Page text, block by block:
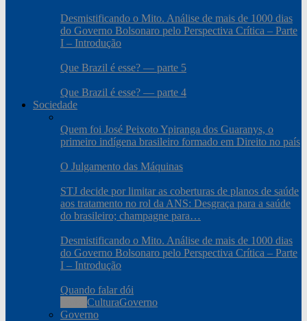
Desmistificando o Mito. Análise de mais de 1000 dias
do Governo Bolsonaro pelo Perspectiva Crítica – Parte
I – Introdução
Que Brazil é esse? — parte 5
Que Brazil é esse? — parte 4
Sociedade
Quem foi José Peixoto Ypiranga dos Guaranys, o
primeiro indígena brasileiro formado em Direito no país
O Julgamento das Máquinas
STJ decide por limitar as coberturas de planos de saúde
aos tratamento no rol da ANS: Desgraça para a saúde
do brasileiro; champagne para…
Desmistificando o Mito. Análise de mais de 1000 dias
do Governo Bolsonaro pelo Perspectiva Crítica – Parte
I – Introdução
Quando falar dói
CulturaGoverno
Governo